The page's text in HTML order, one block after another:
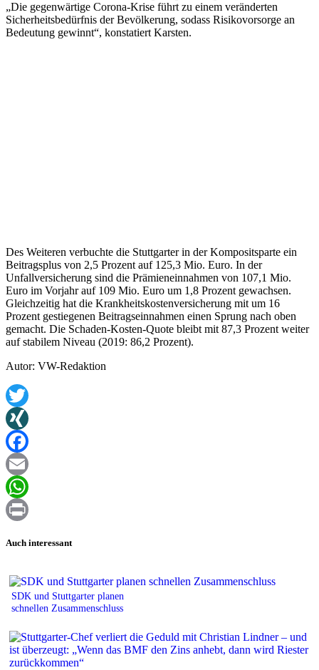
„Die gegenwärtige Corona-Krise führt zu einem veränderten
Sicherheitsbedürfnis der Bevölkerung, sodass Risikovorsorge an
Bedeutung gewinnt“, konstatiert Karsten.
Des Weiteren verbuchte die Stuttgarter in der Kompositsparte ein
Beitragsplus von 2,5 Prozent auf 125,3 Mio. Euro. In der
Unfallversicherung sind die Prämieneinnahmen von 107,1 Mio.
Euro im Vorjahr auf 109 Mio. Euro um 1,8 Prozent gewachsen.
Gleichzeitig hat die Krankheitskostenversicherung mit um 16
Prozent gestiegenen Beitragseinnahmen einen Sprung nach oben
gemacht. Die Schaden-Kosten-Quote bleibt mit 87,3 Prozent weiter
auf stabilem Niveau (2019: 86,2 Prozent).
Autor: VW-Redaktion
Twitter
XING
Facebook
Email
WhatsApp
Auch interessant
SDK und Stuttgarter planen
schnellen Zusammenschluss